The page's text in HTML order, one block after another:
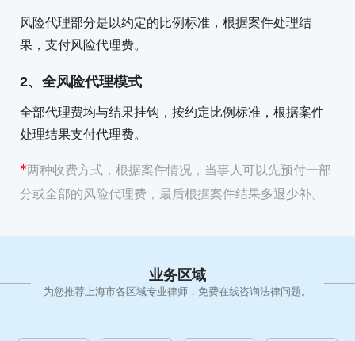
风险代理部分是以约定的比例标准，根据案件处理结
果，支付风险代理费。
2、全风险代理模式
全部代理费均与结果挂钩，按约定比例标准，根据案件
处理结果支付代理费。
*两种收费方式，根据案件情况，当事人可以先预付一部
分或全部的风险代理费，最后根据案件结果多退少补。
业务区域
为您推荐上海市各区域专业律师，免费在线咨询法律问题。